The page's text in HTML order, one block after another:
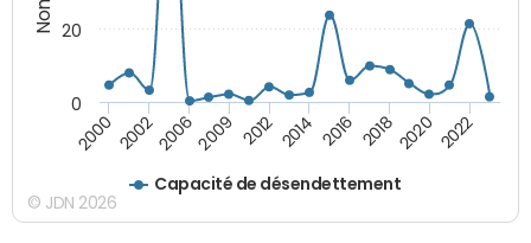
Capacité de désendettement
2000 200220062009 2012 2014 2016 20182020 2022
0
20
© JDN 2026